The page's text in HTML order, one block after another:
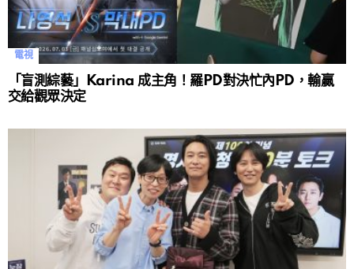
電視
「盲測綜藝」Karina 成主角！羅PD對決忙內PD，輸贏
交給觀眾決定